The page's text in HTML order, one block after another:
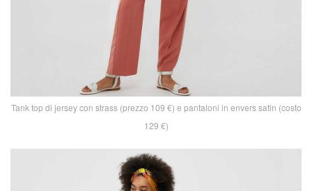
Tank top di jersey con strass (prezzo 109 €) e pantaloni in envers satin (costo
129 €)